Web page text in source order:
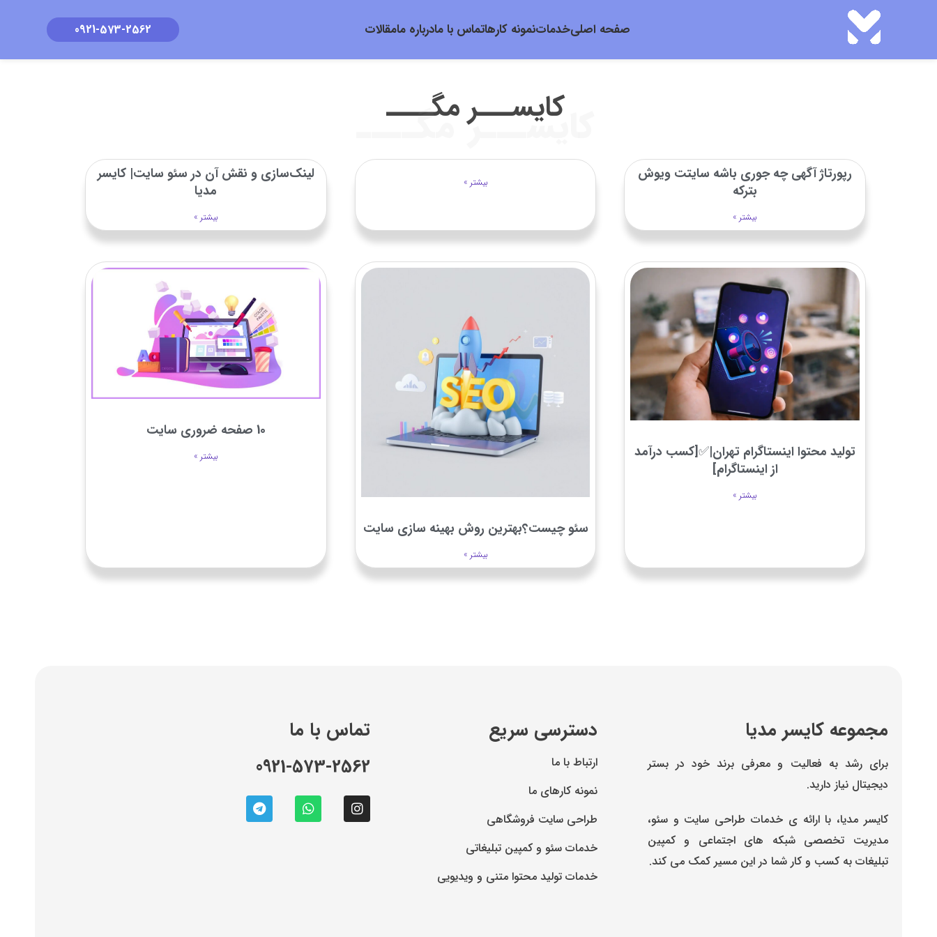
صفحه اصلیخدماتنمونه کارهاتماس با مادرباره مامقالات 0921-573-2562
کایســـر مگــــ​
کایســـر مگــــ​
رپورتاژ آگهی چه جوری باشه سایتت ویوش
بترکه
بیشتر »
بیشتر »
لینک‌سازی و نقش آن در سئو سایت| کایسر
مدیا
بیشتر »
تولید محتوا اینستاگرام تهران|✅[کسب درآمد
از اینستاگرام]
بیشتر »
سئو چیست؟بهترین روش بهینه سازی سایت
بیشتر »
10 صفحه ضروری سایت
بیشتر »
مجموعه کایسر مدیا
برای رشد به فعالیت و معرفی برند خود در بستر
دیجیتال نیاز دارید.
کایسر مدیا، با ارائه ی خدمات طراحی سایت و سئو،
مدیریت تخصصی شبکه های اجتماعی و کمپین
تبلیغات به کسب و کار شما در این مسیر کمک می کند.
دسترسی سریع
ارتباط با ما
نمونه کارهای ما
طراحی سایت فروشگاهی
خدمات سئو و کمپین تبلیغاتی
خدمات تولید محتوا متنی و ویدیویی
تماس با ما
0921-573-2562